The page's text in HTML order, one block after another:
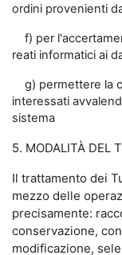
ordini provenienti
f) per
reati informatici ai
g) permettere la
interessati
sistema
5. MODALITÀ DEL
Il trattamento dei
mezzo delle
precisamente:
conservazione,
modificazione,